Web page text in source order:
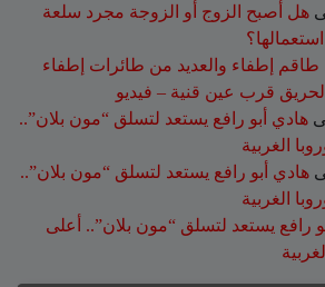
هل أصبح الزوج أو الزوجة مجرد سلعة
14 طاقم إطفاء والعديد من طائرات إطفاء
الحريق قرب عين قنية – فيديو
هادي أبو رافع يستعد لتسلق “مون بلان”..
الغربية
هادي أبو رافع يستعد لتسلق “مون بلان”..
الغربية
رافع يستعد لتسلق “مون بلان”.. أعلى